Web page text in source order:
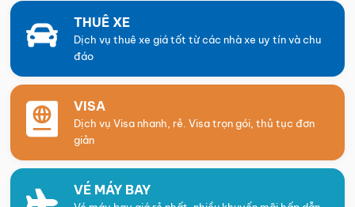
THUÊ XE
Dịch vụ thuê xe giá tốt từ các nhà xe uy tín và chu
đáo
VISA
Dịch vụ Visa nhanh, rẻ. Visa trọn gói, thủ tục đơn
giản
VÉ MÁY BAY